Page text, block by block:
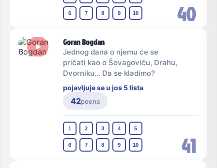
40
6 7 8 9 10
41
Goran Bogdan
Jednog dana o njemu će se
pričati kao o Šovagoviću, Drahu,
Dvorniku... Da se kladimo?
pojavljuje se u jos 5 lista
42poena
1 2 3 4 5
6 7 8 9 10